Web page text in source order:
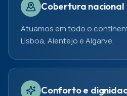
Cobertura nacional
Atuamos em todo o
Lisboa, Alentejo e Algarve.
Conforto e